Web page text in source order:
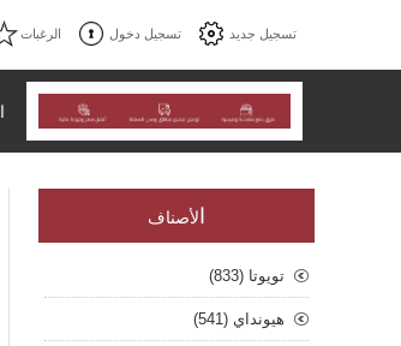
تسجيل جديد تسجيل دخول الرغبات
لأصناف
تويوتا (833)
هيونداي (541)